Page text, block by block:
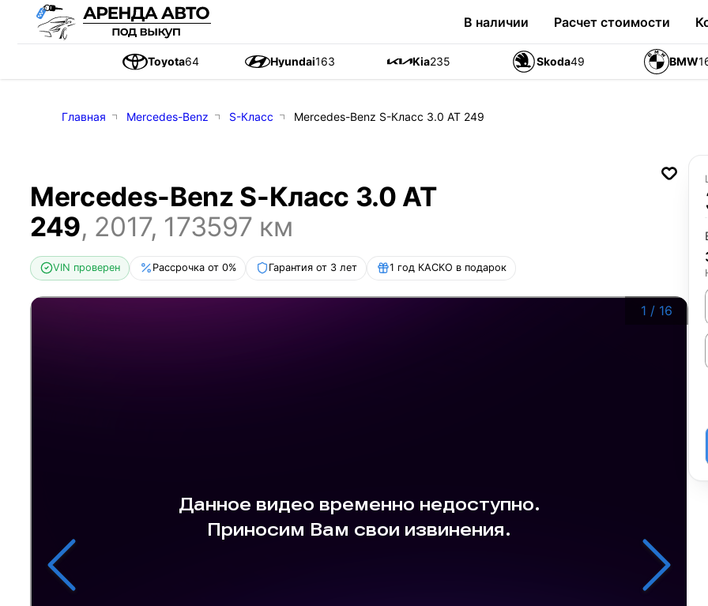
В наличии Расчет стоимости
Toyota64 Hyundai163 Kia235 Skoda49 BMW
Главная Mercedes-Benz S-Класс Mercedes-Benz S-Класс 3.0 AT 249
Mercedes-Benz S-Класс 3.0 AT
249, 2017, 173597 км
VIN проверен Рассрочка от 0% Гарантия от 3 лет 1 год КАСКО в подарок
1 / 16